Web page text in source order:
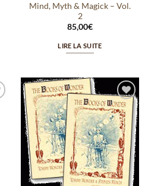
Mind, Myth & Magick – Vol.
2
85,00€
LIRE LA SUITE
Ajouter
à la
wishlist